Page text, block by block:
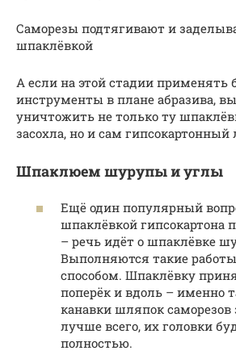
Саморезы подтягивают и
шпаклёвкой
А если на этой стадии применять
инструменты в плане абразива,
уничтожить не только ту
засохла, но и сам гипсокартонный
Шпаклюем шурупы и углы
Ещё один популярный
шпаклёвкой гипсокартона
– речь идёт о шпаклёвке
Выполняются такие
способом. Шпаклёвку
поперёк и вдоль – именно
канавки шляпок саморезов
лучше всего, их головки
полностью.